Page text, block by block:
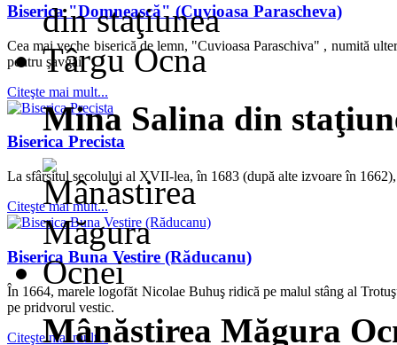
Biserica "Domnească" (Cuvioasa Parascheva)
Cea mai veche biserică de lemn, "Cuvioasa Paraschiva" , numită
pentru şavgăi.
Citeşte mai mult...
Biserica Precista
La sfârşitul secolului al XVII-lea, în 1683 (după alte izvoare în
Citeşte mai mult...
Biserica Buna Vestire (Răducanu)
În 1664, marele logofăt Nicolae Buhuş ridică pe malul stâng al
pe pridvorul vestic.
Citeşte mai mult...
Mina Salina din
Mânăstirea Măgura